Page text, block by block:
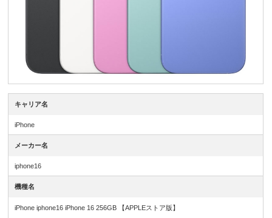
キャリア名
iPhone
メーカー名
iphone16
機種名
iPhone iphone16 iPhone 16 256GB 【APPLEストア版】